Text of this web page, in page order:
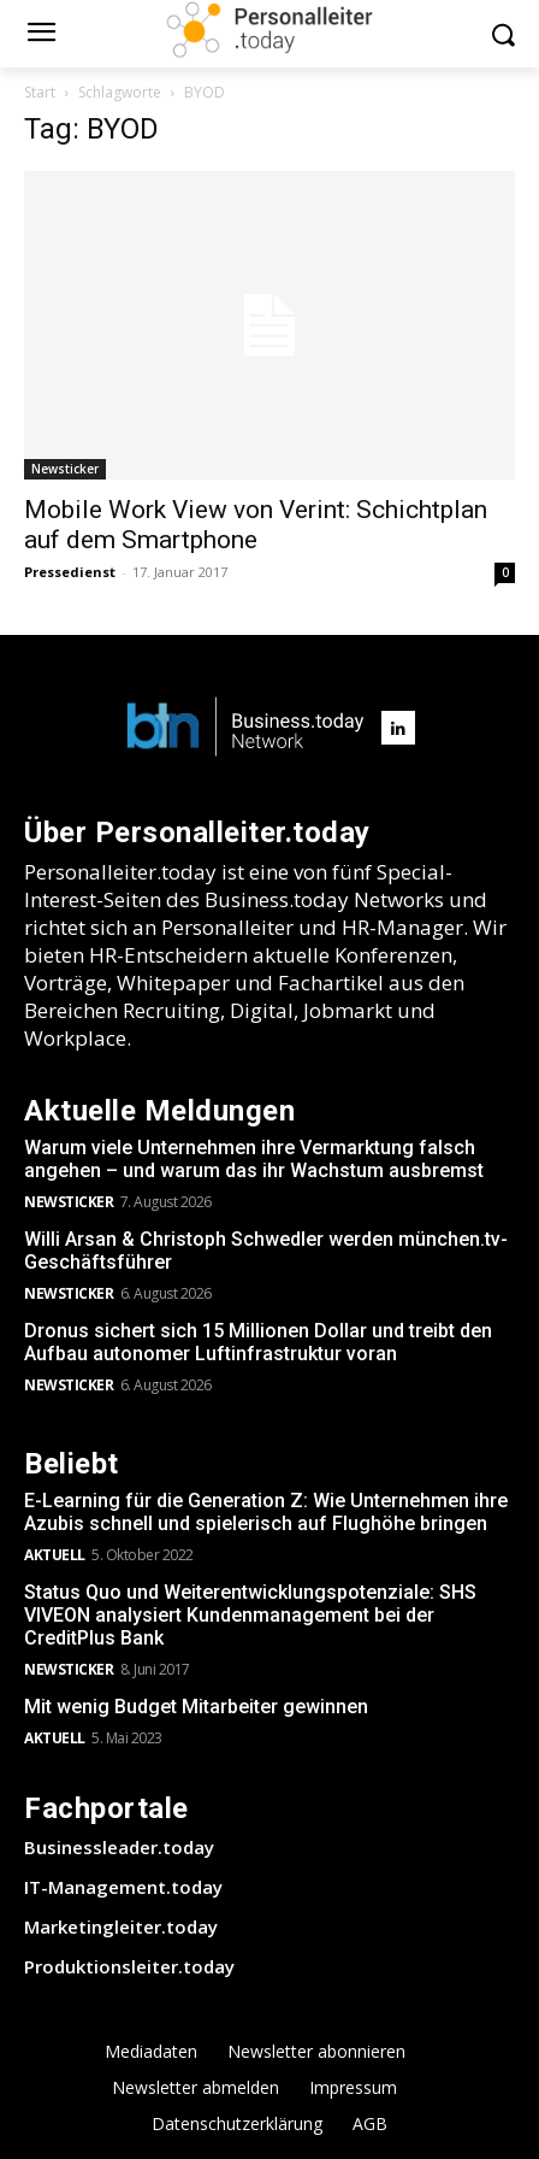
Start Schlagworte BYOD
Tag: BYOD
Newsticker
Mobile Work View von Verint: Schichtplan
auf dem Smartphone
Pressedienst - 17. Januar 2017 0
Über Personalleiter.today
Personalleiter.today ist eine von fünf Special-
Interest-Seiten des Business.today Networks und
richtet sich an Personalleiter und HR-Manager. Wir
bieten HR-Entscheidern aktuelle Konferenzen,
Vorträge, Whitepaper und Fachartikel aus den
Bereichen Recruiting, Digital, Jobmarkt und
Workplace.
Aktuelle Meldungen
Warum viele Unternehmen ihre Vermarktung falsch
angehen – und warum das ihr Wachstum ausbremst
NEWSTICKER 7. August 2026
Willi Arsan & Christoph Schwedler werden münchen.tv-
Geschäftsführer
NEWSTICKER 6. August 2026
Dronus sichert sich 15 Millionen Dollar und treibt den
Aufbau autonomer Luftinfrastruktur voran
NEWSTICKER 6. August 2026
Beliebt
E-Learning für die Generation Z: Wie Unternehmen ihre
Azubis schnell und spielerisch auf Flughöhe bringen
AKTUELL 5. Oktober 2022
Status Quo und Weiterentwicklungspotenziale: SHS
VIVEON analysiert Kundenmanagement bei der
CreditPlus Bank
NEWSTICKER 8. Juni 2017
Mit wenig Budget Mitarbeiter gewinnen
AKTUELL 5. Mai 2023
Fachportale
Businessleader.today
IT-Management.today
Marketingleiter.today
Produktionsleiter.today
Mediadaten
Newsletter abonnieren
Newsletter abmelden
Impressum
Datenschutzerklärung
AGB